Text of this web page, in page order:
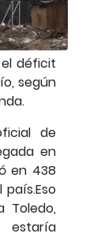
déficit
según
de
en
en 438
Toledo,